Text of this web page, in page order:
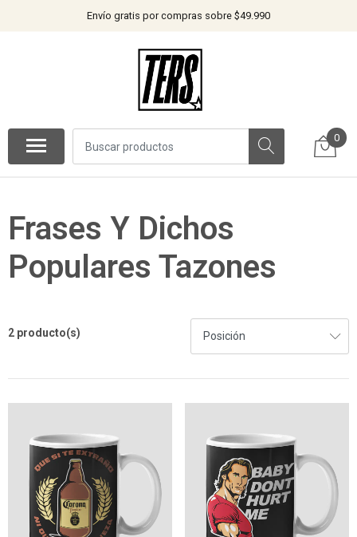
Envío gratis por compras sobre $49.990
0
Frases Y Dichos
Populares Tazones
2 producto(s)